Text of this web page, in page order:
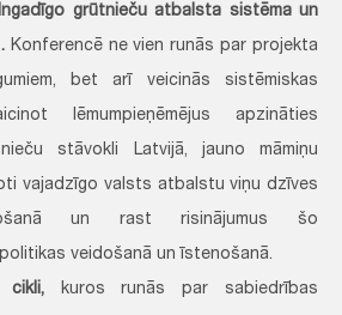
grūtnieču atbalsta sistēma un
Konferencē ne vien runās par projekta
bet arī veicinās sistēmiskas
lēmumpieņēmējus apzināties
stāvokli Latvijā, jauno māmiņu
vajadzīgo valsts atbalstu viņu dzīves
un rast risinājumus šo
veidošanā un īstenošanā.
cikli, kuros runās par sabiedrības